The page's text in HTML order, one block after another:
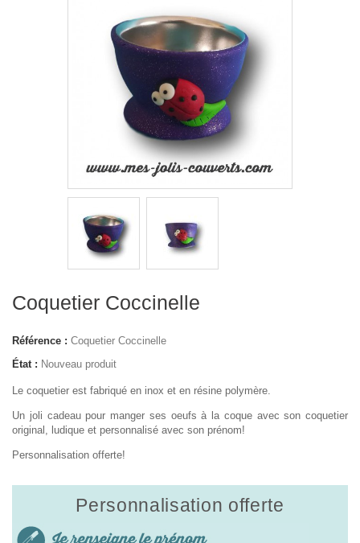
Coquetier Coccinelle
Référence : Coquetier Coccinelle
État : Nouveau produit
Le coquetier est fabriqué en inox et en résine polymère.
Un joli cadeau pour manger ses oeufs à la coque avec son coquetier
original, ludique et personnalisé avec son prénom!
Personnalisation offerte!
Personnalisation offerte